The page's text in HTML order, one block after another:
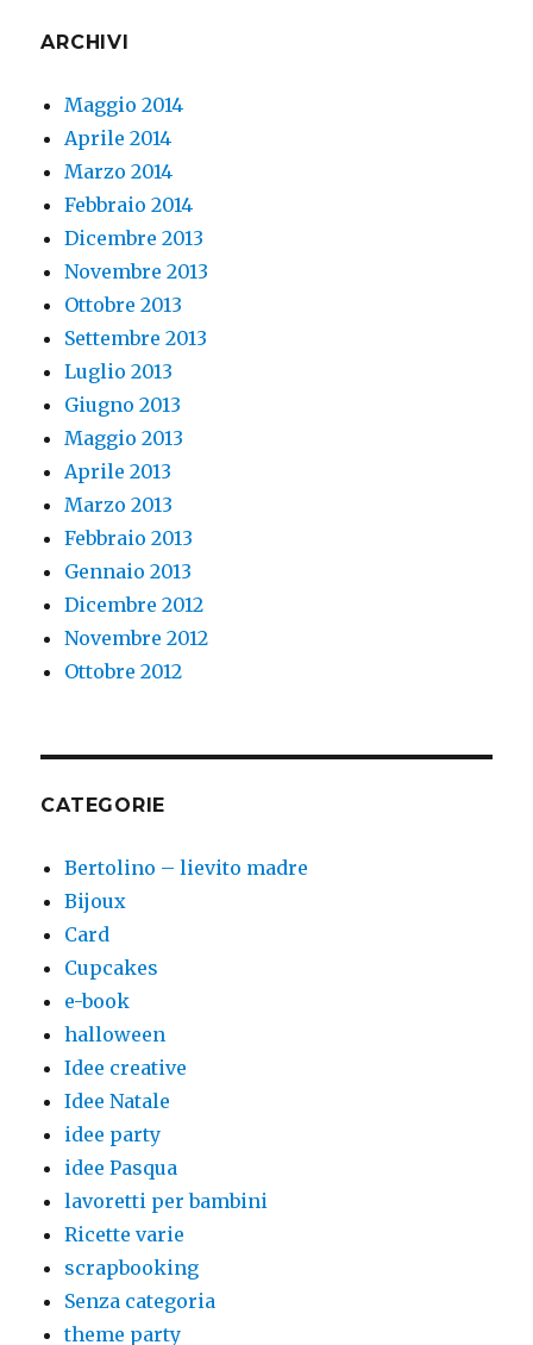
ARCHIVI
Maggio 2014
Aprile 2014
Marzo 2014
Febbraio 2014
Dicembre 2013
Novembre 2013
Ottobre 2013
Settembre 2013
Luglio 2013
Giugno 2013
Maggio 2013
Aprile 2013
Marzo 2013
Febbraio 2013
Gennaio 2013
Dicembre 2012
Novembre 2012
Ottobre 2012
CATEGORIE
Bertolino – lievito madre
Bijoux
Card
Cupcakes
e-book
halloween
Idee creative
Idee Natale
idee party
idee Pasqua
lavoretti per bambini
Ricette varie
scrapbooking
Senza categoria
theme party